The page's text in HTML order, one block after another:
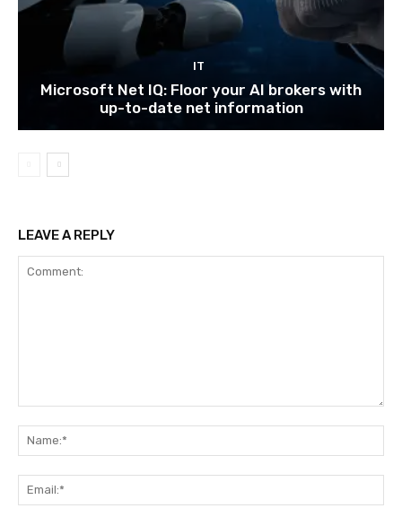
IT
Microsoft Net IQ: Floor your AI brokers with
up-to-date net information
LEAVE A REPLY